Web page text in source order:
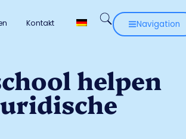
Kontakt Navigation
helpen